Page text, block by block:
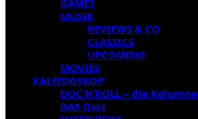
GAMES
MUSIK
REVIEWS & CO
CLASSICS
UPCOMING
MOVIES
KALEIDOSKOP
DOC’N’ROLL – die Kolumne
DAS Quiz